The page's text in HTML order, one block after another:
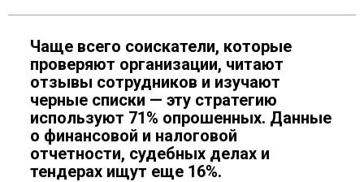
Чаще всего соискатели, которые
проверяют организации, читают
отзывы сотрудников и изучают
черные списки — эту стратегию
используют 71% опрошенных. Данные
о финансовой и налоговой
отчетности, судебных делах и
тендерах ищут еще 16%.